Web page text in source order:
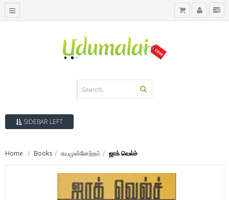
SIDEBAR LEFT
Home Books சுயமுன்னேற்றம் ஜாக் வெல்ச்